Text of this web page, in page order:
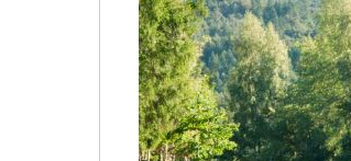
Hit enter to search or ESC to